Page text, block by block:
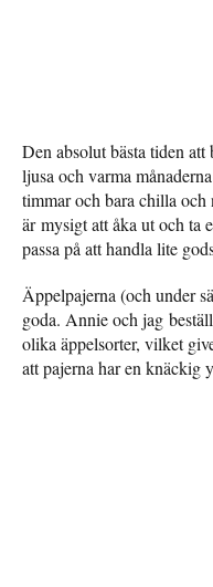
Den absolut bästa tiden
ljusa och varma
timmar och bara chilla
är mysigt att åka ut och ta
passa på att handla lite
Äppelpajerna (och under
goda. Annie och jag
olika äppelsorter, vilket
att pajerna har en knäckig